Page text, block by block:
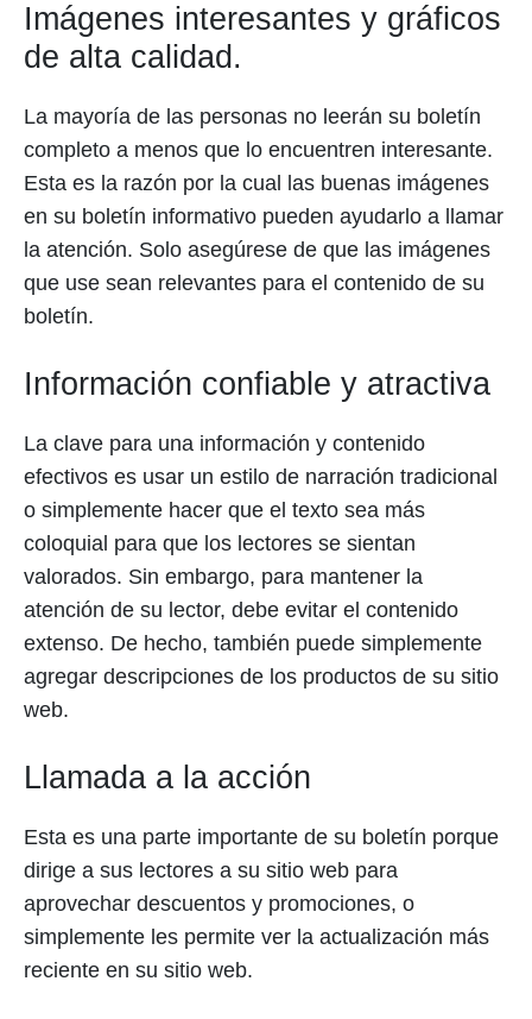
Imágenes interesantes y gráficos
de alta calidad.
La mayoría de las personas no leerán su boletín
completo a menos que lo encuentren interesante.
Esta es la razón por la cual las buenas imágenes
en su boletín informativo pueden ayudarlo a llamar
la atención. Solo asegúrese de que las imágenes
que use sean relevantes para el contenido de su
boletín.
Información confiable y atractiva
La clave para una información y contenido
efectivos es usar un estilo de narración tradicional
o simplemente hacer que el texto sea más
coloquial para que los lectores se sientan
valorados. Sin embargo, para mantener la
atención de su lector, debe evitar el contenido
extenso. De hecho, también puede simplemente
agregar descripciones de los productos de su sitio
web.
Llamada a la acción
Esta es una parte importante de su boletín porque
dirige a sus lectores a su sitio web para
aprovechar descuentos y promociones, o
simplemente les permite ver la actualización más
reciente en su sitio web.